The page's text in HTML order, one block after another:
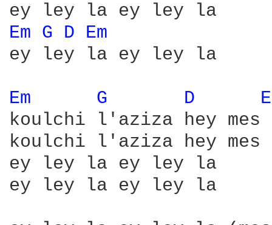
Em G D Em
ey ley la ey ley la
Em G D
koulchi l'aziza hey mes
koulchi l'aziza hey mes
ey ley la ey ley la
ey ley la ey ley la